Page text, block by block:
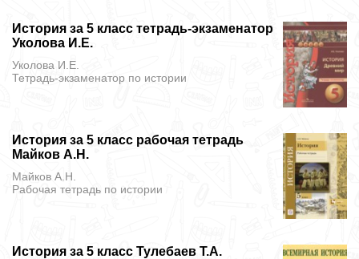
История за 5 класс тетрадь-экзаменатор
Уколова И.Е.
Уколова И.Е.
Тетрадь-экзаменатор по истории
История за 5 класс рабочая тетрадь
Майков А.Н.
Майков А.Н.
Рабочая тетрадь по истории
История за 5 класс Тулебаев Т.А.